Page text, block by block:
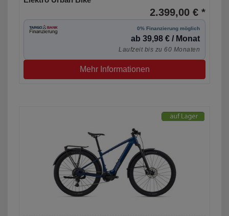
2.399,00 € *
0% Finanzierung möglich
ab 39,98 € / Monat
Laufzeit bis zu 60 Monaten
Mehr Informationen